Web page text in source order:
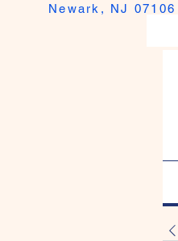
Newark, NJ 07106